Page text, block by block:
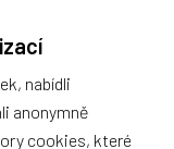
nabídli
anonymně
cookies, které